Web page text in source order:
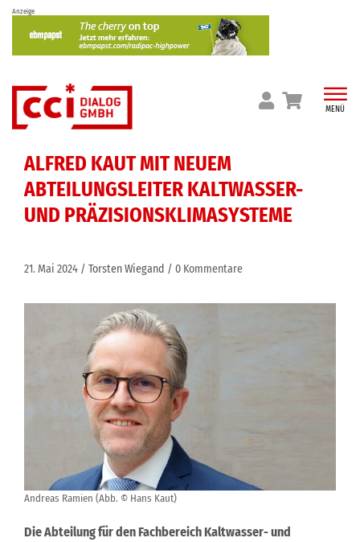
Skip
content
Anzeige
MENÜ
ALFRED KAUT MIT NEUEM
ABTEILUNGSLEITER KALTWASSER-
UND PRÄZISIONSKLIMASYSTEME
21. Mai 2024 Torsten Wiegand 0 Kommentare
Andreas Ramien (Abb. © Hans Kaut)
Die Abteilung für den Fachbereich Kaltwasser- und